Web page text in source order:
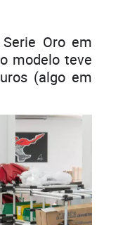
Oro em
modelo teve
(algo em